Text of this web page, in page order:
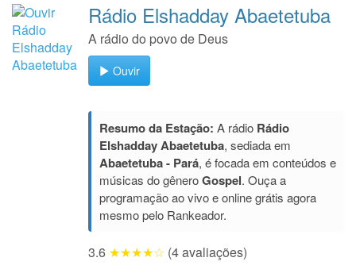
Rádio Elshadday Abaetetuba
A rádio do povo de Deus
Ouvir
Resumo da Estação: A rádio Rádio
Elshadday Abaetetuba, sediada em
Abaetetuba - Pará, é focada em conteúdos e
músicas do gêneroGospel. Ouça a
programação ao vivo e online grátis agora
mesmo pelo Rankeador.
3.6 ★★★★☆ (4 avaliações)